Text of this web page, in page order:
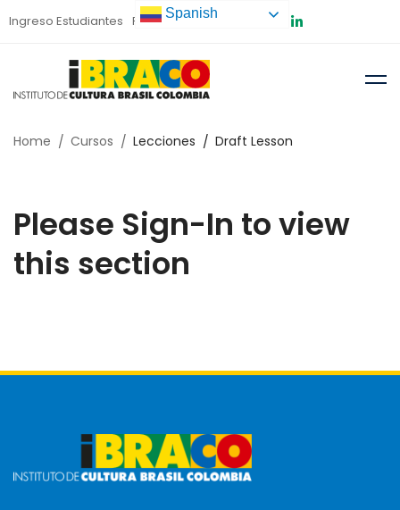
Ingreso Estudiantes Preinscripción
Home Cursos Lecciones Draft Lesson
Please Sign-In to view
this section
Spanish